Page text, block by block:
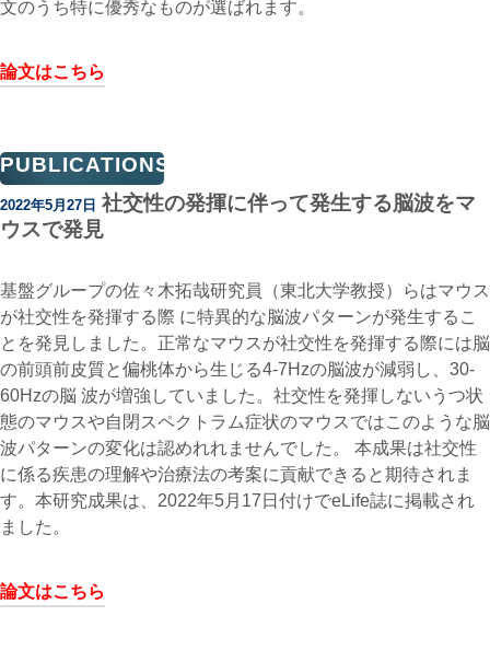
文のうち特に優秀なものが選ばれます。
論文はこちら
PUBLICATIONS
2022年5月27日 社交性の発揮に伴って発生する脳波をマ
ウスで発見
基盤グループの佐々木拓哉研究員（東北大学教授）らはマウス
が社交性を発揮する際 に特異的な脳波パターンが発生するこ
とを発見しました。正常なマウスが社交性を発揮する際には脳
の前頭前皮質と偏桃体から生じる4-7Hzの脳波が減弱し、30-
60Hzの脳 波が増強していました。社交性を発揮しないうつ状
態のマウスや自閉スペクトラム症状のマウスではこのような脳
波パターンの変化は認めれれませんでした。 本成果は社交性
に係る疾患の理解や治療法の考案に貢献できると期待されま
す。本研究成果は、2022年5月17日付けでeLife誌に掲載され
ました。
論文はこちら